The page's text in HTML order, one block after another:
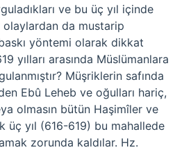
ve bu üç yıl içinde
olaylardan da mustarip
yöntemi olarak dikkat
yılları arasında Müslümanlara
Müşriklerin safında
Ebû Leheb ve oğulları hariç,
olmasın bütün Haşimîler ve
üç yıl (616-619) bu mahallede
zorunda kaldılar. Hz.